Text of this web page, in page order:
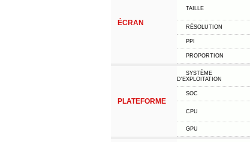
ÉCRAN
TAILLE
RÉSOLUTION
PPI
PROPORTION
PLATEFORME
SYSTÈME
D'EXPLOITATION
SOC
CPU
GPU